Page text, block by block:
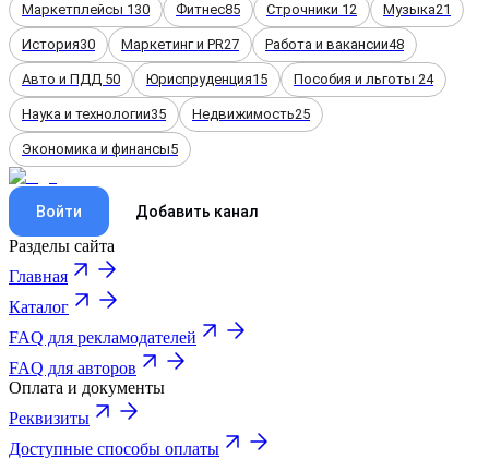
Маркетплейсы 130 Фитнес85 Строчники 12 Музыка21
История30 Маркетинг и PR27 Работа и вакансии48
Авто и ПДД 50 Юриспруденция15 Пособия и льготы 24
Наука и технологии35 Недвижимость25
Экономика и финансы5
Войти Добавить канал
Разделы сайта
Главная
Каталог
FAQ для рекламодателей
FAQ для авторов
Оплата и документы
Реквизиты
Доступные способы оплаты